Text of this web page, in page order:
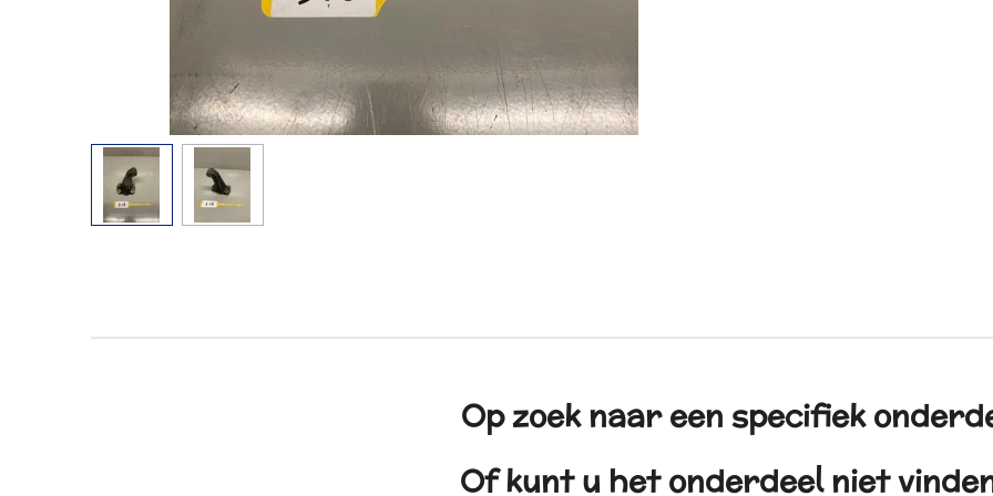
Op zoek naar een specifiek
Of kunt u het onderdeel niet